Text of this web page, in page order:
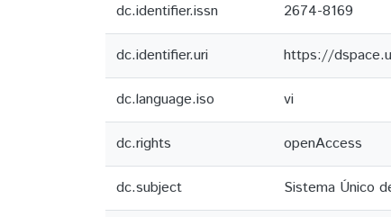
dc.identifier.issn 2674-8169
dc.identifier.uri https://
dc.language.iso vi
dc.rights openAccess
dc.subject Sistema Único